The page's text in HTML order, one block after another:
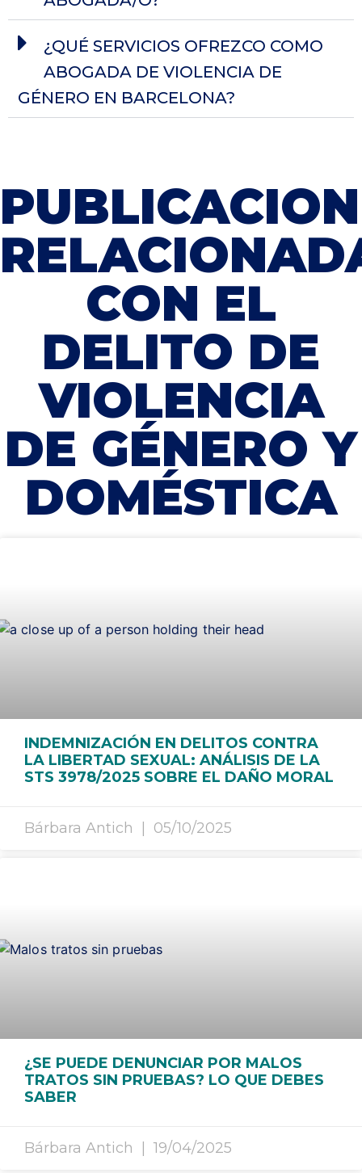
¿QUÉ SERVICIOS OFREZCO COMO
ABOGADA DE VIOLENCIA DE
GÉNERO EN BARCELONA?
CON EL
DELITO DE
VIOLENCIA
DE GÉNERO Y
DOMÉSTICA
INDEMNIZACIÓN EN DELITOS CONTRA
LA LIBERTAD SEXUAL: ANÁLISIS DE LA
STS 3978/2025 SOBRE EL DAÑO MORAL
Bárbara Antich 05/10/2025
¿SE PUEDE DENUNCIAR POR MALOS
TRATOS SIN PRUEBAS? LO QUE DEBES
SABER
Bárbara Antich 19/04/2025